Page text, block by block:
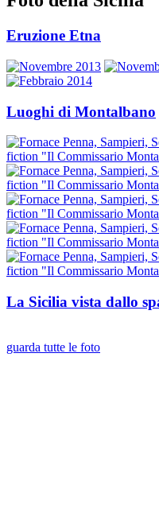
Eruzione Etna
Luoghi di Montalbano
La Sicilia vista dallo
guarda tutte le foto